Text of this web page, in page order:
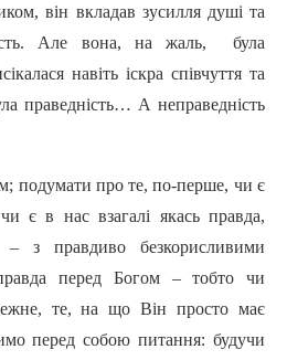
він вкладав зусилля душі та
Але вона, на жаль, була
навіть іскра співчуття та
праведність… А неправедність
подумати про те, по-перше, чи є
є в нас взагалі якась правда,
з правдиво безкорисливими
перед Богом – тобто чи
те, на що Він просто має
перед собою питання: будучи